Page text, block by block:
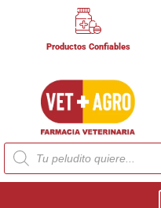
Productos Confiables